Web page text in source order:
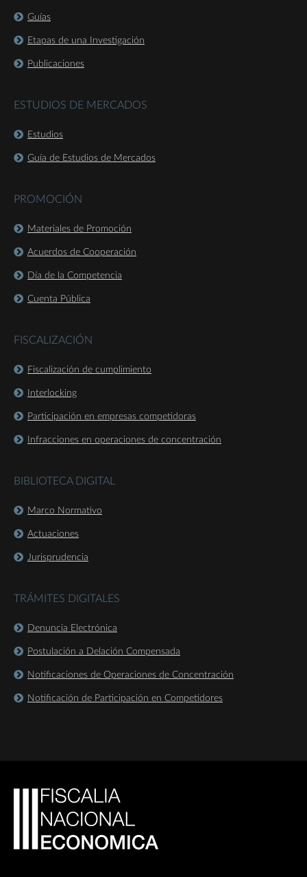
Guías
Etapas de una Investigación
Publicaciones
ESTUDIOS DE MERCADOS
Estudios
Guía de Estudios de Mercados
PROMOCIÓN
Materiales de Promoción
Acuerdos de Cooperación
Día de la Competencia
Cuenta Pública
FISCALIZACIÓN
Fiscalización de cumplimiento
Interlocking
Participación en empresas competidoras
Infracciones en operaciones de concentración
BIBLIOTECA DIGITAL
Marco Normativo
Actuaciones
Jurisprudencia
TRÁMITES DIGITALES
Denuncia Electrónica
Postulación a Delación Compensada
Notificaciones de Operaciones de Concentración
Notificación de Participación en Competidores